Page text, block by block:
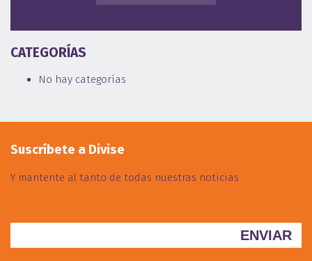
CATEGORÍAS
No hay categorías
Suscríbete a Divise
Y mantente al tanto de todas nuestras noticias